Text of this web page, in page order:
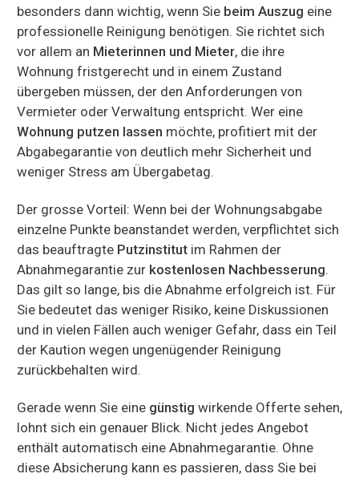
besonders dann wichtig, wenn Sie beim Auszug eine
professionelle Reinigung benötigen. Sie richtet sich
vor allem an Mieterinnen und Mieter, die ihre
Wohnung fristgerecht und in einem Zustand
übergeben müssen, der den Anforderungen von
Vermieter oder Verwaltung entspricht. Wer eine
Wohnung putzen lassen möchte, profitiert mit der
Abgabegarantie von deutlich mehr Sicherheit und
weniger Stress am Übergabetag.
Der grosse Vorteil: Wenn bei der Wohnungsabgabe
einzelne Punkte beanstandet werden, verpflichtet sich
das beauftragte Putzinstitut im Rahmen der
Abnahmegarantie zur kostenlosen Nachbesserung.
Das gilt so lange, bis die Abnahme erfolgreich ist. Für
Sie bedeutet das weniger Risiko, keine Diskussionen
und in vielen Fällen auch weniger Gefahr, dass ein Teil
der Kaution wegen ungenügender Reinigung
zurückbehalten wird.
Gerade wenn Sie eine günstig wirkende Offerte sehen,
lohnt sich ein genauer Blick. Nicht jedes Angebot
enthält automatisch eine Abnahmegarantie. Ohne
diese Absicherung kann es passieren, dass Sie bei